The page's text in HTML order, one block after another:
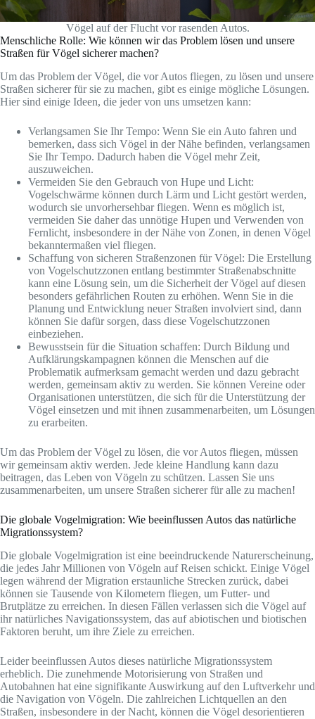
Vögel auf der Flucht vor rasenden Autos.
Menschliche Rolle: Wie können wir das Problem lösen und unsere
Straßen für Vögel sicherer machen?
Um das Problem der Vögel, die vor Autos fliegen, zu lösen und unsere
Straßen sicherer für sie zu machen, gibt es einige mögliche Lösungen.
Hier sind einige Ideen, die jeder von uns umsetzen kann:
Verlangsamen Sie Ihr Tempo: Wenn Sie ein Auto fahren und
bemerken, dass sich Vögel in der Nähe befinden, verlangsamen
Sie Ihr Tempo. Dadurch haben die Vögel mehr Zeit,
auszuweichen.
Vermeiden Sie den Gebrauch von Hupe und Licht:
Vogelschwärme können durch Lärm und Licht gestört werden,
wodurch sie unvorhersehbar fliegen. Wenn es möglich ist,
vermeiden Sie daher das unnötige Hupen und Verwenden von
Fernlicht, insbesondere in der Nähe von Zonen, in denen Vögel
bekanntermaßen viel fliegen.
Schaffung von sicheren Straßenzonen für Vögel: Die Erstellung
von Vogelschutzzonen entlang bestimmter Straßenabschnitte
kann eine Lösung sein, um die Sicherheit der Vögel auf diesen
besonders gefährlichen Routen zu erhöhen. Wenn Sie in die
Planung und Entwicklung neuer Straßen involviert sind, dann
können Sie dafür sorgen, dass diese Vogelschutzzonen
einbeziehen.
Bewusstsein für die Situation schaffen: Durch Bildung und
Aufklärungskampagnen können die Menschen auf die
Problematik aufmerksam gemacht werden und dazu gebracht
werden, gemeinsam aktiv zu werden. Sie können Vereine oder
Organisationen unterstützen, die sich für die Unterstützung der
Vögel einsetzen und mit ihnen zusammenarbeiten, um Lösungen
zu erarbeiten.
Um das Problem der Vögel zu lösen, die vor Autos fliegen, müssen
wir gemeinsam aktiv werden. Jede kleine Handlung kann dazu
beitragen, das Leben von Vögeln zu schützen. Lassen Sie uns
zusammenarbeiten, um unsere Straßen sicherer für alle zu machen!
Die globale Vogelmigration: Wie beeinflussen Autos das natürliche
Migrationssystem?
Die globale Vogelmigration ist eine beeindruckende Naturerscheinung,
die jedes Jahr Millionen von Vögeln auf Reisen schickt. Einige Vögel
legen während der Migration erstaunliche Strecken zurück, dabei
können sie Tausende von Kilometern fliegen, um Futter- und
Brutplätze zu erreichen. In diesen Fällen verlassen sich die Vögel auf
ihr natürliches Navigationssystem, das auf abiotischen und biotischen
Faktoren beruht, um ihre Ziele zu erreichen.
Leider beeinflussen Autos dieses natürliche Migrationssystem
erheblich. Die zunehmende Motorisierung von Straßen und
Autobahnen hat eine signifikante Auswirkung auf den Luftverkehr und
die Navigation von Vögeln. Die zahlreichen Lichtquellen an den
Straßen, insbesondere in der Nacht, können die Vögel desorientieren